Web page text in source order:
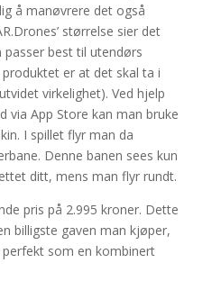
å manøvrere det også
størrelse sier det
best til utendørs
er at det skal ta i
virkelighet). Ved hjelp
via App Store kan man bruke
I spillet flyr man da
Denne banen sees kun
ditt, mens man flyr rundt.
pris på 2.995 kroner. Dette
billigste gaven man kjøper,
som en kombinert